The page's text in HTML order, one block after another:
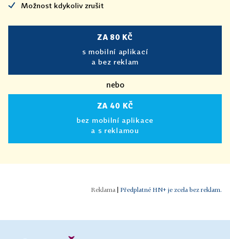
Možnost kdykoliv zrušit
ZA 80 KČ
s mobilní aplikací
a bez reklam
nebo
ZA 40 KČ
bez mobilní aplikace
a s reklamou
| Předplatné HN+ je zcela bez reklam.